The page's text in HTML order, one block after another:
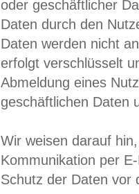
oder geschäftlicher
Daten durch den
Daten werden nicht
erfolgt verschlüsselt
Abmeldung eines
geschäftlichen Daten
Wir weisen darauf
Kommunikation per
Schutz der Daten vor